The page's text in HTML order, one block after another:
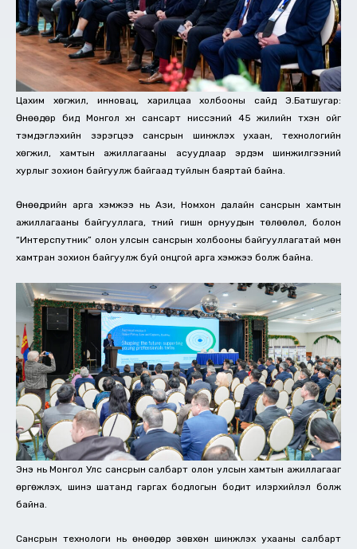
Цахим хөгжил, инновац, харилцаа холбооны сайд Э.Батшугар:
Өнөөдөр бид Монгол хүн сансарт ниссэний 45 жилийн түүхэн ойг
тэмдэглэхийн зэрэгцээ сансрын шинжлэх ухаан, технологийн
хөгжил, хамтын ажиллагааны асуудлаар эрдэм шинжилгээний
хурлыг зохион байгуулж байгаад туйлын баяртай байна.
Өнөөдрийн арга хэмжээ нь Ази, Номхон далайн сансрын хамтын
ажиллагааны байгууллага, түүний гишүүн орнуудын төлөөлөл, болон
“Интерспутник” олон улсын сансрын холбооны байгууллагатай мөн
хамтран зохион байгуулж буй онцгой арга хэмжээ болж байна.
Энэ нь Монгол Улс сансрын салбарт олон улсын хамтын ажиллагааг
өргөжүүлэх, шинэ шатанд гаргах бодлогын бодит илэрхийлэл болж
байна.
Сансрын технологи нь өнөөдөр зөвхөн шинжлэх ухааны салбарт